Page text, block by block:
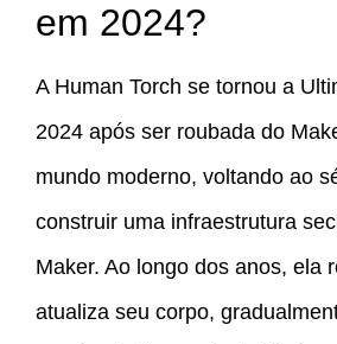
em 2024?
A Human Torch se tornou a
2024 após ser roubada do
mundo moderno, voltando ao
construir uma infraestrutura
Maker. Ao longo dos anos, ela
atualiza seu corpo,